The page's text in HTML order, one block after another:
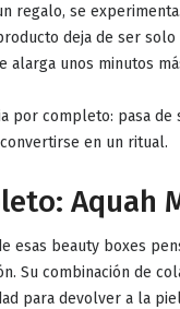
regalo, se experimenta
deja de ser
alarga unos minutos
por completo: pasa de
en un ritual.
Aquah
esas beauty boxes
. Su combinación de
para devolver a la